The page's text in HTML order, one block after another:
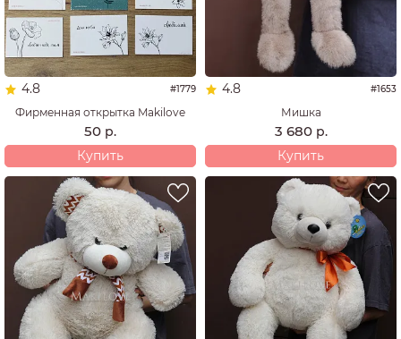
4.8 #1779
Фирменная открытка Makilove
50 р.
Купить
4.8 #1653
Мишка
3 680 р.
Купить